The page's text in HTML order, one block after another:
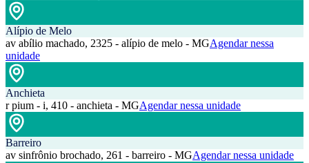
Alípio de Melo
av abílio machado, 2325 - alípio de melo - MGAgendar nessa
unidade
Anchieta
r pium - i, 410 - anchieta - MGAgendar nessa unidade
Barreiro
av sinfrônio brochado, 261 - barreiro - MGAgendar nessa unidade